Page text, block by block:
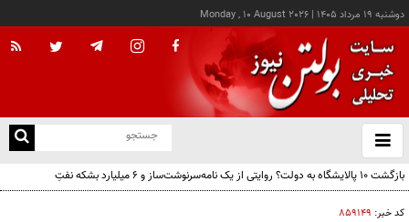
دوشنبه ۱۹ مرداد ۱۴۰۵ |
Monday , 10 August 2026
باز
و
کد خبر: ۸۵۹۱۴۹